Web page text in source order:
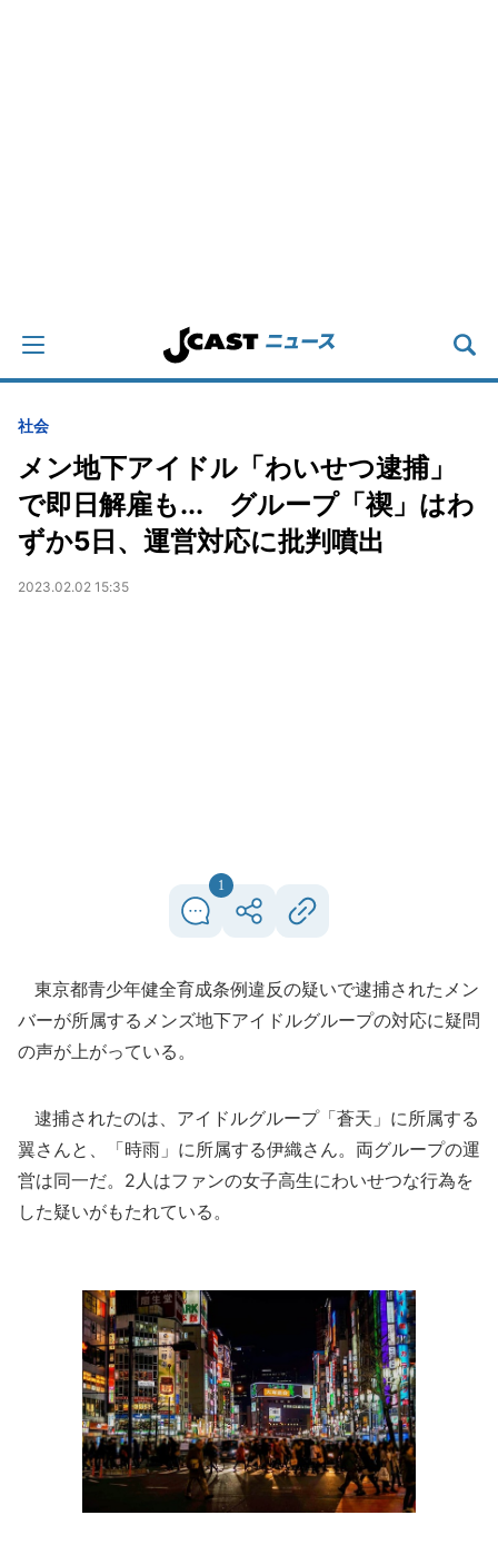
社会
メン地下アイドル「わいせつ逮捕」
で即日解雇も... グループ「禊」はわ
ずか5日、運営対応に批判噴出
2023.02.02 15:35
1
東京都青少年健全育成条例違反の疑いで逮捕されたメン
バーが所属するメンズ地下アイドルグループの対応に疑問
の声が上がっている。
逮捕されたのは、アイドルグループ「蒼天」に所属する
翼さんと、「時雨」に所属する伊織さん。両グループの運
営は同一だ。2人はファンの女子高生にわいせつな行為を
した疑いがもたれている。